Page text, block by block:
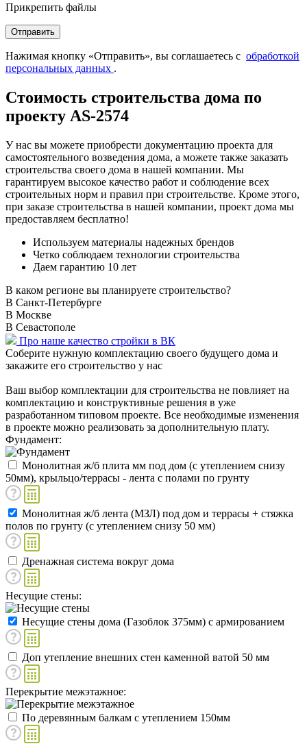
Прикрепить файлы
Нажимая кнопку «Отправить», вы соглашаетесь с обработкой
персональных данных .
Стоимость строительства дома по
проекту AS-2574
У нас вы можете приобрести документацию проекта для
самостоятельного возведения дома, а можете также заказать
строительства своего дома в нашей компании. Мы
гарантируем высокое качество работ и соблюдение всех
строительных норм и правил при строительстве. Кроме этого,
при заказе строительства в нашей компании, проект дома мы
предоставляем бесплатно!
Используем материалы надежных брендов
Четко соблюдаем технологии строительства
Даем гарантию 10 лет
В каком регионе вы планируете строительство?
В Санкт-Петербурге
В Москве
В Севастополе
Про наше качество стройки в ВК
Соберите нужную комплектацию своего будущего дома и
закажите его строительство у нас
Ваш выбор комплектации для строительства не повлияет на
комплектацию и конструктивные решения в уже
разработанном типовом проекте. Все необходимые изменения
в проекте можно реализовать за дополнительную плату.
Фундамент:
Монолитная ж/б плита мм под дом (с утеплением снизу
50мм), крыльцо/террасы - лента с полами по грунту
Монолитная ж/б лента (МЗЛ) под дом и террасы + стяжка
полов по грунту (с утеплением снизу 50 мм)
Дренажная система вокруг дома
Несущие стены:
Несущие стены дома (Газоблок 375мм) с армированием
Доп утепление внешних стен каменной ватой 50 мм
Перекрытие межэтажное:
По деревянным балкам с утеплением 150мм